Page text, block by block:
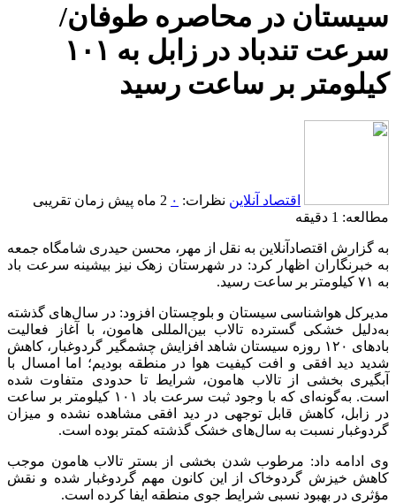
سیستان در محاصره طوفان/
سرعت تندباد در زابل به ۱۰۱
کیلومتر بر ساعت رسید
اقتصاد آنلاین نظرات: ۰ 2 ماه پیش
زمان تقریبی
مطالعه: 1 دقیقه
به گزارش اقتصادآنلاین به نقل از مهر، محسن حیدری شامگاه جمعه
به خبرنگاران اظهار کرد: در شهرستان زهک نیز بیشینه سرعت باد
به ۷۱ کیلومتر بر ساعت رسید.
مدیرکل هواشناسی سیستان و بلوچستان افزود: در سال‌های گذشته
به‌دلیل خشکی گسترده تالاب بین‌المللی هامون، با آغاز فعالیت
باد‌های ۱۲۰ روزه سیستان شاهد افزایش چشمگیر گردوغبار، کاهش
شدید دید افقی و افت کیفیت هوا در منطقه بودیم؛ اما امسال با
آبگیری بخشی از تالاب هامون، شرایط تا حدودی متفاوت شده
است. به‌گونه‌ای که با وجود ثبت سرعت باد ۱۰۱ کیلومتر بر ساعت
در زابل، کاهش قابل توجهی در دید افقی مشاهده نشده و میزان
گردوغبار نسبت به سال‌های خشک گذشته کمتر بوده است.
وی ادامه داد: مرطوب شدن بخشی از بستر تالاب هامون موجب
کاهش خیزش گردوخاک از این کانون مهم گردوغبار شده و نقش
مؤثری در بهبود نسبی شرایط جوی منطقه ایفا کرده است.